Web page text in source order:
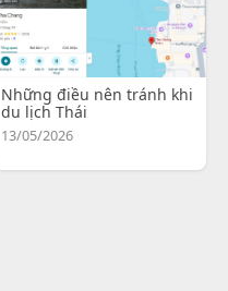
Những điều nên tránh khi
du lịch Thái
13/05/2026